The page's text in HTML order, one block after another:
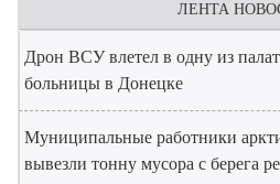
ЛЕНТА
Дрон ВСУ влетел в одну из
больницы в Донецке
Муниципальные работники
вывезли тонну мусора с берега